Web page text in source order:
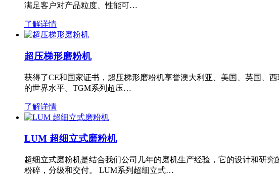
满足客户对产品粒度、性能可…
了解详情
超压梯形磨粉机
获得了CE和国家证书，超压梯形磨粉机享誉澳大利亚、美国、英国、
的世界水平。TGM系列超压…
了解详情
LUM 超细立式磨粉机
超细立式磨粉机是结合我们公司几年的磨机生产经验，它的设计和研
粉碎，分级和交付。 LUM系列超细立式…